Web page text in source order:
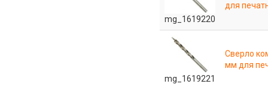
mg_1619220
для
mg_1619221
Сверло
мм для